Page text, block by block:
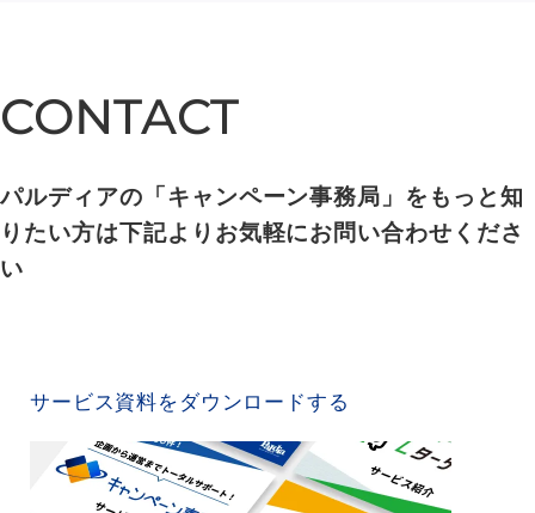
CONTACT
CONTACT
パルディアの「キャンペーン事務局」をもっと知
りたい方は下記よりお気軽にお問い合わせくださ
い
サービス資料をダウンロードする